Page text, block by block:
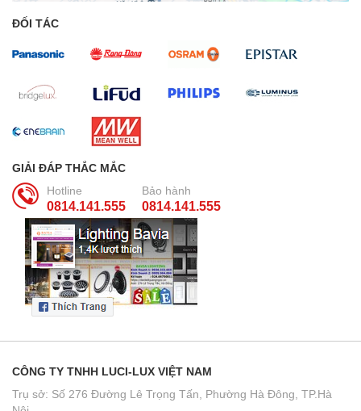
ĐỐI TÁC
GIẢI ĐÁP THẮC MẮC
Hotline
0814.141.555
Bảo hành
0814.141.555
CÔNG TY TNHH LUCI-LUX VIỆT NAM
Trụ sở: Số 276 Đường Lê Trọng Tấn, Phường Hà Đông, TP.Hà